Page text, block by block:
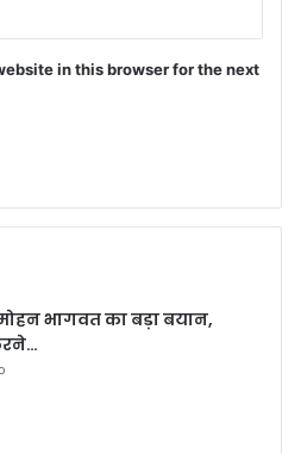
in this browser for the next
भागवत का बड़ा बयान,